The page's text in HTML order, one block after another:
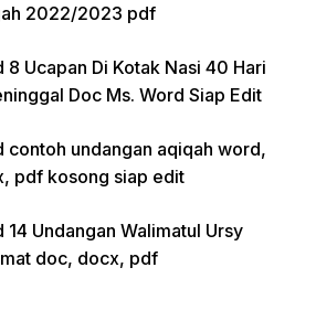
2022/2023 pdf
8 Ucapan Di Kotak Nasi 40 Hari
Doc Ms. Word Siap Edit
contoh undangan aqiqah word,
pdf kosong siap edit
14 Undangan Walimatul Ursy
doc, docx, pdf